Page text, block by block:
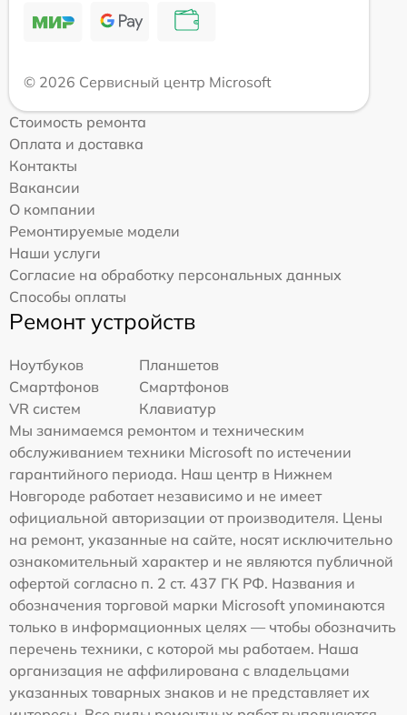
© 2026 Сервисный центр Microsoft
Стоимость ремонта
Оплата и доставка
Контакты
Вакансии
О компании
Ремонтируемые модели
Наши услуги
Согласие на обработку персональных данных
Способы оплаты
Ремонт устройств
Ноутбуков
Планшетов
Смартфонов
Смартфонов
VR систем
Клавиатур
Мы занимаемся ремонтом и техническим
обслуживанием техники Microsoft по истечении
гарантийного периода. Наш центр в Нижнем
Новгороде работает независимо и не имеет
официальной авторизации от производителя. Цены
на ремонт, указанные на сайте, носят исключительно
ознакомительный характер и не являются публичной
офертой согласно п. 2 ст. 437 ГК РФ. Названия и
обозначения торговой марки Microsoft упоминаются
только в информационных целях — чтобы обозначить
перечень техники, с которой мы работаем. Наша
организация не аффилирована с владельцами
указанных товарных знаков и не представляет их